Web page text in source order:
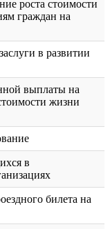
роста стоимости
граждан на
в развитии
выплаты на
жизни
в
билета на